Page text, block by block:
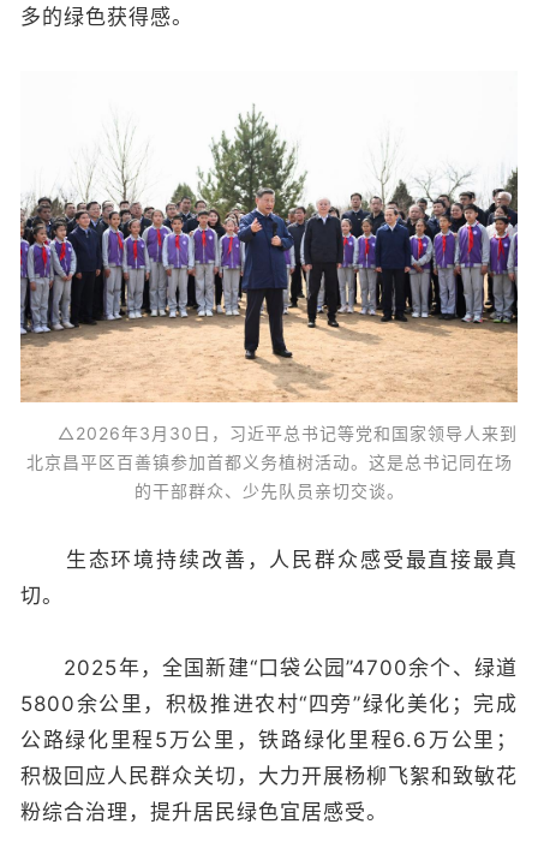
多的绿色获得感。
△2026年3月30日，习近平总书记等党和国家领导人来到
北京昌平区百善镇参加首都义务植树活动。这是总书记同在场
的干部群众、少先队员亲切交谈。
生态环境持续改善，人民群众感受最直接最真
切。
2025年，全国新建“口袋公园”4700余个、绿道
5800余公里，积极推进农村“四旁”绿化美化；完成
公路绿化里程5万公里，铁路绿化里程6.6万公里；
积极回应人民群众关切，大力开展杨柳飞絮和致敏花
粉综合治理，提升居民绿色宜居感受。